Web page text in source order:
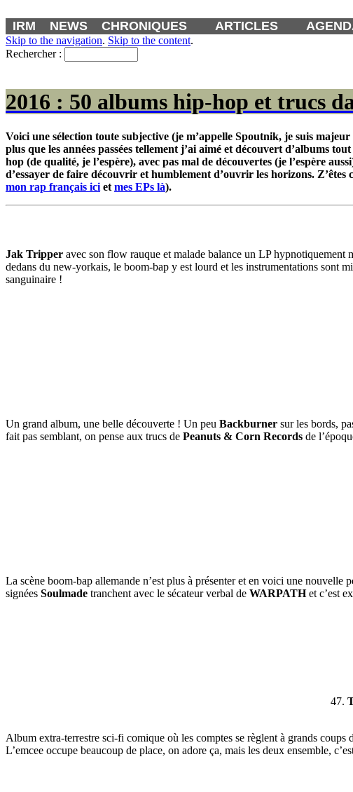
IRM NEWS CHRONIQUES ARTICLES
Skip to the navigation. Skip to the content.
Rechercher :
2016 : 50 albums hip-hop et trucs
Voici une sélection toute subjective (je m’appelle Spoutnik, je suis
plus que les années passées tellement j’ai aimé et découvert d’albums
hop (de qualité, je l’espère), avec pas mal de découvertes (je l’espère
d’essayer de faire découvrir et humblement d’ouvrir les horizons.
mon rap français ici et mes EPs là).
Jak Tripper avec son flow rauque et malade balance un LP hypnotiquement
dedans du new-yorkais, le boom-bap y est lourd et les instrumentations sont
sanguinaire !
Un grand album, une belle découverte ! Un peu Backburner sur les bords,
fait pas semblant, on pense aux trucs de Peanuts & Corn Records de
La scène boom-bap allemande n’est plus à présenter et en voici une
signées Soulmade tranchent avec le sécateur verbal de WARPATHet c’est
47.
Album extra-terrestre sci-fi comique où les comptes se règlent à grands coups
L’emcee occupe beaucoup de place, on adore ça, mais les deux ensemble,